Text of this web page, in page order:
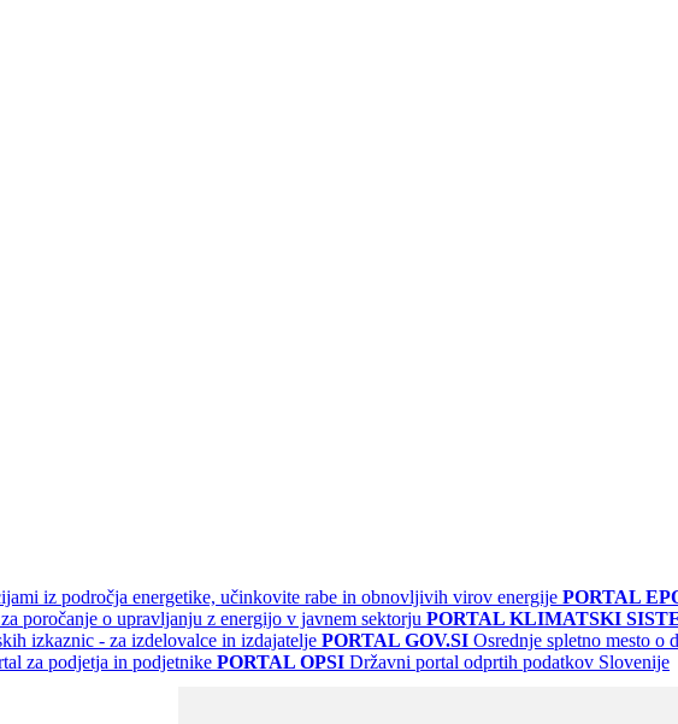
iz področja energetike, učinkovite rabe in obnovljivih virov energije PORTAL
poročanje o upravljanju z energijo v javnem sektorju PORTAL KLIMATSKI
izkaznic - za izdelovalce in izdajatelje PORTAL GOV.SI Osrednje spletno mesto o
za podjetja in podjetnike PORTAL OPSI Državni portal odprtih podatkov Slovenije